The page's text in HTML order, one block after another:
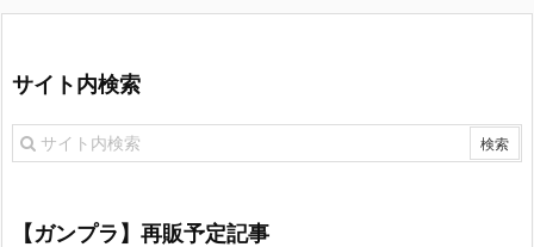
サイト内検索
【ガンプラ】再販予定記事